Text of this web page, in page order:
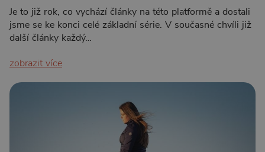
Je to již rok, co vychází články na této platformě a dostali
jsme se ke konci celé základní série. V současné chvíli již
další články každý…
zobrazit více